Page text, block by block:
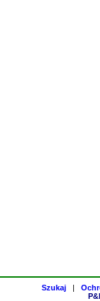
Szukaj |